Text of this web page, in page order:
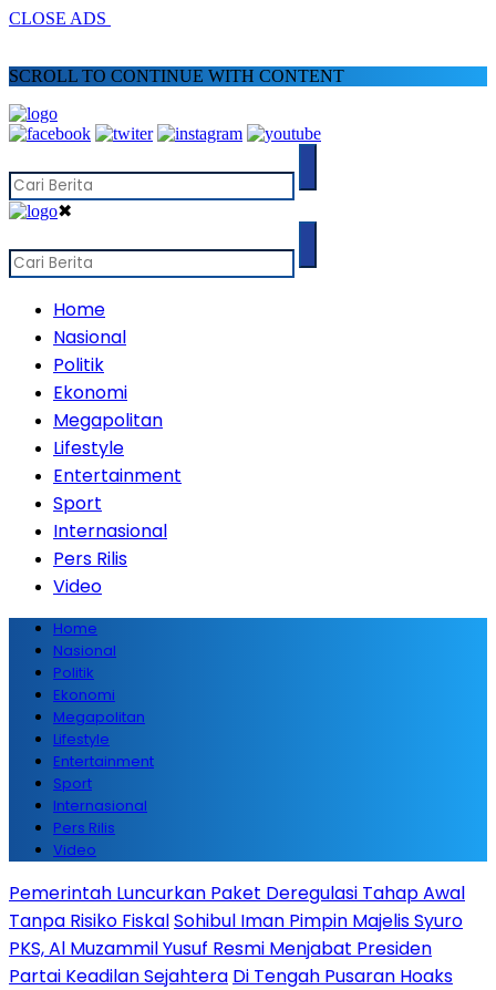
CLOSE ADS
SCROLL TO CONTINUE WITH CONTENT
✖
Home
Nasional
Politik
Ekonomi
Megapolitan
Lifestyle
Entertainment
Sport
Internasional
Pers Rilis
Video
Home
Nasional
Politik
Ekonomi
Megapolitan
Lifestyle
Entertainment
Sport
Internasional
Pers Rilis
Video
Pemerintah Luncurkan Paket Deregulasi Tahap Awal
Tanpa Risiko FiskalSohibul Iman Pimpin Majelis Syuro
PKS, Al Muzammil Yusuf Resmi Menjabat Presiden
Partai Keadilan Sejahtera Di Tengah Pusaran Hoaks